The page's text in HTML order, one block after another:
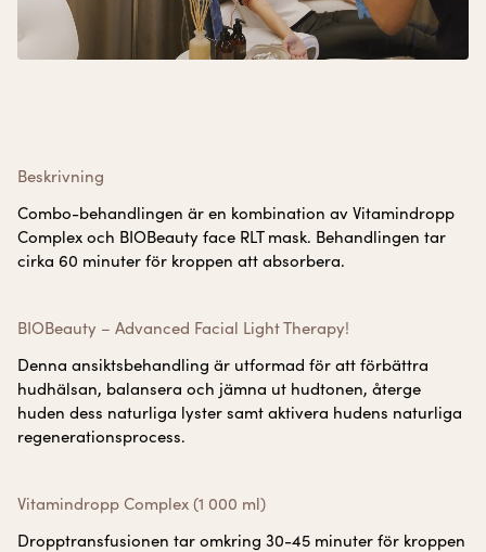
Beskrivning
Combo-behandlingen är en kombination av Vitamindropp
Complex och BIOBeauty face RLT mask. Behandlingen tar
cirka 60 minuter för kroppen att absorbera.
BIOBeauty – Advanced Facial Light Therapy!
Denna ansiktsbehandling är utformad för att förbättra
hudhälsan, balansera och jämna ut hudtonen, återge
huden dess naturliga lyster samt aktivera hudens naturliga
regenerationsprocess.
Vitamindropp Complex (1 000 ml)
Dropptransfusionen tar omkring 30-45 minuter för kroppen